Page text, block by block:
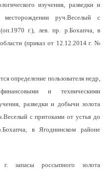
изучения, разведки и
руч.Веселый с
г.), лев. пр. р.Бохапча, в
(приказ от 12.12.2014 г. №
определение пользователя недр,
и техническими
разведки и добычи золота
с притоками от устья до
в Ягоднинском районе
запасы россыпного золота